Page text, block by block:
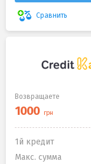
Сравнить
Возвращаете
1й кредит
Макс. сумма